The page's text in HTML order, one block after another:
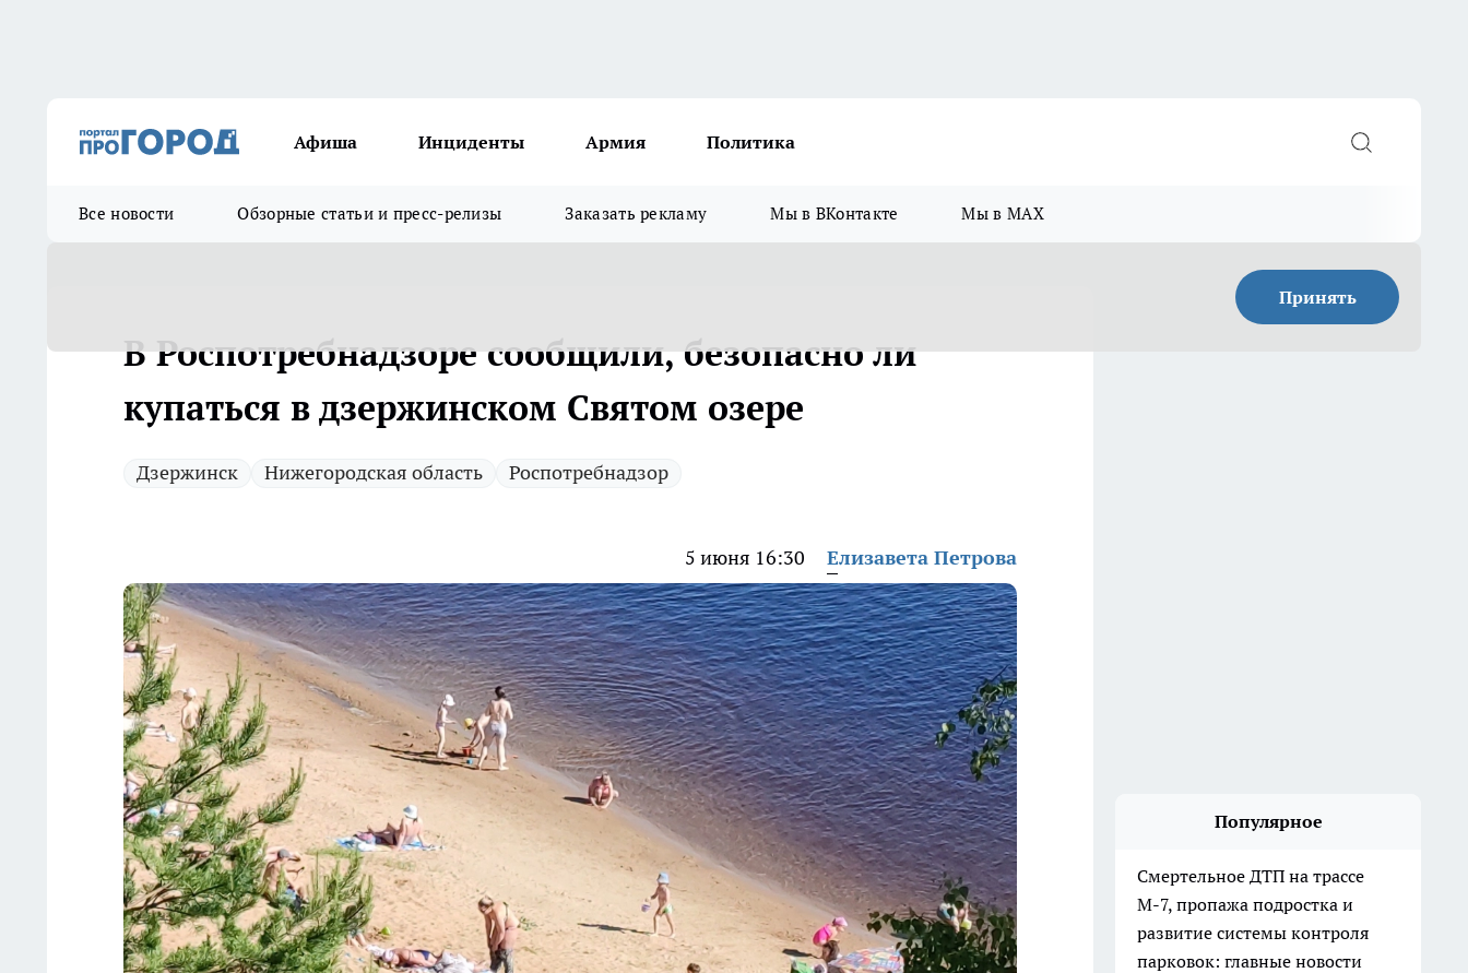
Афиша Инциденты Армия Политика
Все новости Обзорные статьи и пресс-релизы Заказать рекламу Мы в ВКонтакте Мы в MAX
Принять
В Роспотребнадзоре сообщили, безопасно ли
купаться в дзержинском Святом озере
Дзержинск Нижегородская область Роспотребнадзор
5 июня 16:30 Елизавета Петрова
Популярное
Смертельное ДТП на трассе
М-7, пропажа подростка и
развитие системы контроля
парковок: главные новости